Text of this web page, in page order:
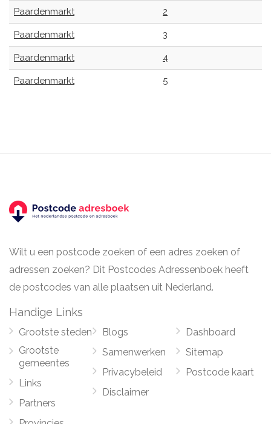
Paardenmarkt 2
Paardenmarkt 3
Paardenmarkt 4
Paardenmarkt 5
Wilt u een postcode zoeken of een adres zoeken of
adressen zoeken? Dit Postcodes Adressenboek heeft
de postcodes van alle plaatsen uit Nederland.
Handige Links
Grootste steden
Grootste
gemeentes
Links
Partners
Blogs
Samenwerken
Privacybeleid
Disclaimer
Dashboard
Sitemap
Postcode kaart